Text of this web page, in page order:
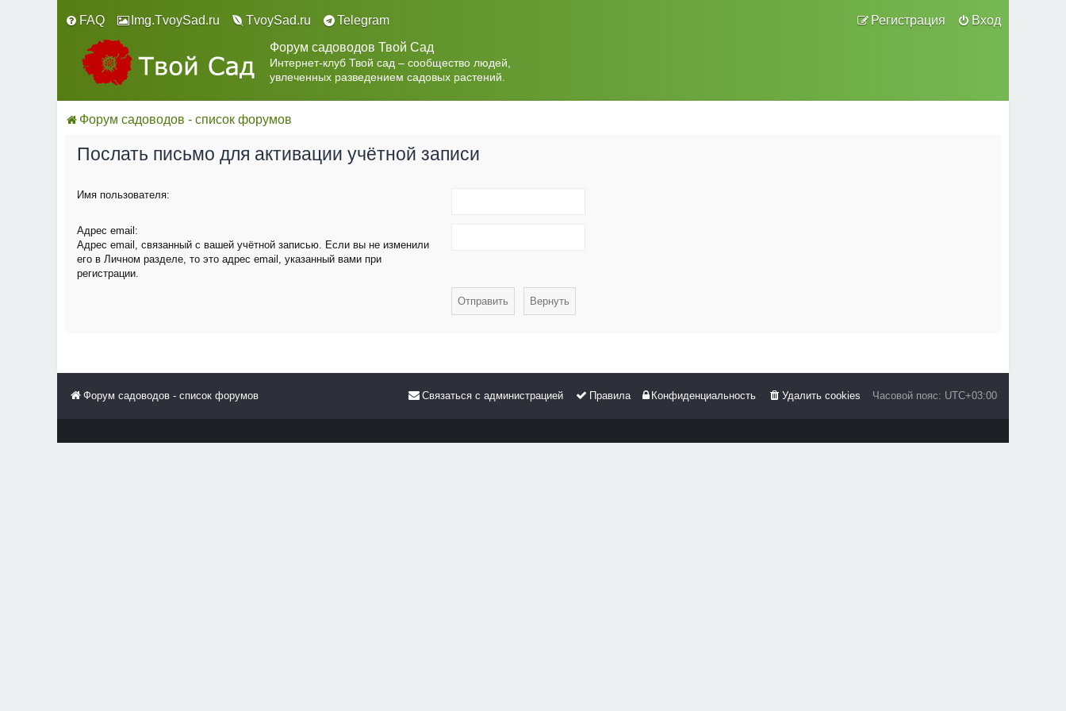
FAQ Вход
Регистрация
Img.TvoySad.ru TvoySad.ru
Telegram
Форум садоводов Твой Сад
Интернет-клуб Твой сад – сообщество людей,
увлеченных разведением садовых растений.
Форум садоводов - список форумов
Послать письмо для активации учётной записи
Имя пользователя:
Адрес email:
Адрес email, связанный с вашей учётной записью. Если вы не изменили
его в Личном разделе, то это адрес email, указанный вами при
регистрации.
Форум садоводов - список форумов Часовой пояс: UTC+03:00
Удалить cookies
Конфиденциальность
Правила
Связаться с администрацией